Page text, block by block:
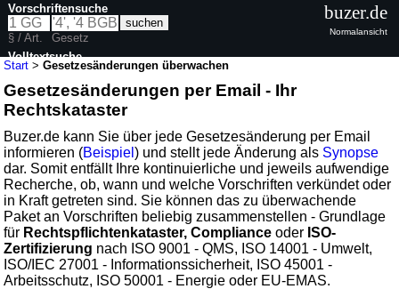
Start >Gesetzesänderungen überwachen
Gesetzesänderungen per Email - Ihr
Rechtskataster
Buzer.de kann Sie über jede Gesetzesänderung per Email
informieren (Beispiel) und stellt jede Änderung als Synopse
dar. Somit entfällt Ihre kontinuierliche und jeweils aufwendige
Recherche, ob, wann und welche Vorschriften verkündet oder
in Kraft getreten sind. Sie können das zu überwachende
Paket an Vorschriften beliebig zusammenstellen - Grundlage
für Rechtspflichtenkataster, Compliance oder ISO-
Zertifizierung nach ISO 9001 - QMS, ISO 14001 - Umwelt,
ISO/IEC 27001 - Informationssicherheit, ISO 45001 -
Arbeitsschutz, ISO 50001 - Energie oder EU-EMAS.
Vorschriftensuche
§ / Art.
Gesetz
Volltextsuche
buzer.de
Normalansicht